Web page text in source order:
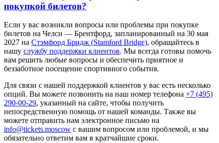
покупкой билетов?
Если у вас возникли вопросы или проблемы при покупке
билетов на Челси — Брентфорд, запланированный на 30 мая
2027 на Стэмфорд Бридж (Stamford Bridge), обращайтесь в
нашу службу поддержки клиентов. Мы всегда готовы помочь
вам решить любые вопросы и обеспечить приятное и
беззаботное посещение спортивного события.
Для связи с нашей поддержкой клиентов у вас есть несколько
опций. Вы можете позвонить на наш номер телефона +7 (495)
290-00-29, указанный на сайте, чтобы получить
непосредственную помощь от нашей команды. Также вы
можете отправить нам электронное письмо на
info@tickets.moscow с вашим вопросом или проблемой, и мы
обязательно ответим вам в кратчайшие сроки.